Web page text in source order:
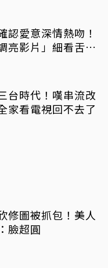
認愛意深情熱吻！
亮影片」細看舌吻
台時代！嘆串流改
家看電視回不去了
修圖被抓包！美人
臉超圓